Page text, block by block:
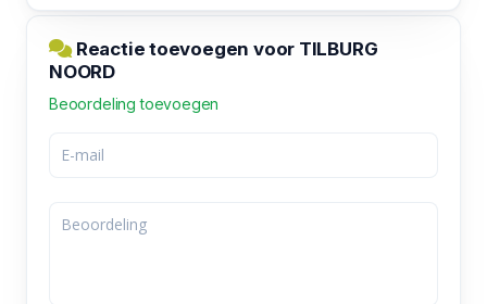
Reactie toevoegen voor TILBURG
NOORD
Beoordeling toevoegen